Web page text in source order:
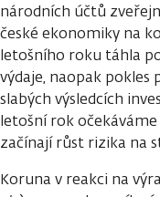
národních účtů
české ekonomiky na
letošního roku táhla
výdaje, naopak pokles
slabých výsledcích
letošní rok
začínají růst rizika na
Koruna v reakci na